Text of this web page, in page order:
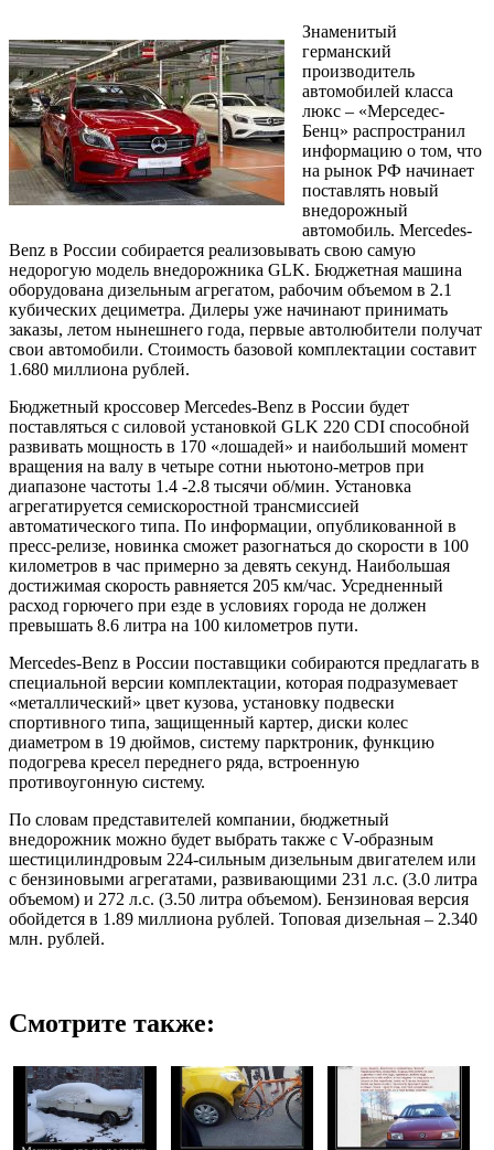
Знаменитый
германский
производитель
автомобилей класса
люкс – «Мерседес-
Бенц» распространил
информацию о том, что
на рынок РФ начинает
поставлять новый
внедорожный
автомобиль. Mercedes-
Benz в России собирается реализовывать свою самую
недорогую модель внедорожника GLK. Бюджетная машина
оборудована дизельным агрегатом, рабочим объемом в 2.1
кубических дециметра. Дилеры уже начинают принимать
заказы, летом нынешнего года, первые автолюбители получат
свои автомобили. Стоимость базовой комплектации составит
1.680 миллиона рублей.
Бюджетный кроссовер Mercedes-Benz в России будет
поставляться с силовой установкой GLK 220 СDI способной
развивать мощность в 170 «лошадей» и наибольший момент
вращения на валу в четыре сотни ньютоно-метров при
диапазоне частоты 1.4 -2.8 тысячи об/мин. Установка
агрегатируется семискоростной трансмиссией
автоматического типа. По информации, опубликованной в
пресс-релизе, новинка сможет разогнаться до скорости в 100
километров в час примерно за девять секунд. Наибольшая
достижимая скорость равняется 205 км/час. Усредненный
расход горючего при езде в условиях города не должен
превышать 8.6 литра на 100 километров пути.
Mercedes-Benz в России поставщики собираются предлагать в
специальной версии комплектации, которая подразумевает
«металлический» цвет кузова, установку подвески
спортивного типа, защищенный картер, диски колес
диаметром в 19 дюймов, систему парктроник, функцию
подогрева кресел переднего ряда, встроенную
противоугонную систему.
По словам представителей компании, бюджетный
внедорожник можно будет выбрать также с V-образным
шестицилиндровым 224-сильным дизельным двигателем или
с бензиновыми агрегатами, развивающими 231 л.с. (3.0 литра
объемом) и 272 л.с. (3.50 литра объемом). Бензиновая версия
обойдется в 1.89 миллиона рублей. Топовая дизельная – 2.340
млн. рублей.
Смотрите также: